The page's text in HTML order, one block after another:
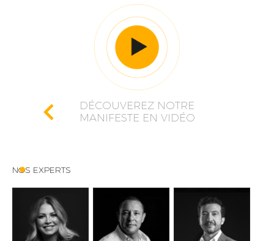
DÉCOUVEREZ NOTRE
MANIFESTE EN VIDÉO
NOS EXPERTS